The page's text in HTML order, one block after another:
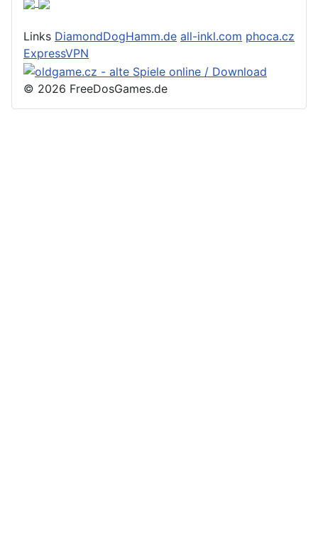
Links DiamondDogHamm.de all-inkl.com phoca.cz
ExpressVPN
© 2026 FreeDosGames.de